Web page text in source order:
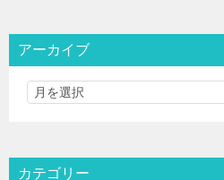
アーカイブ
カテゴリー